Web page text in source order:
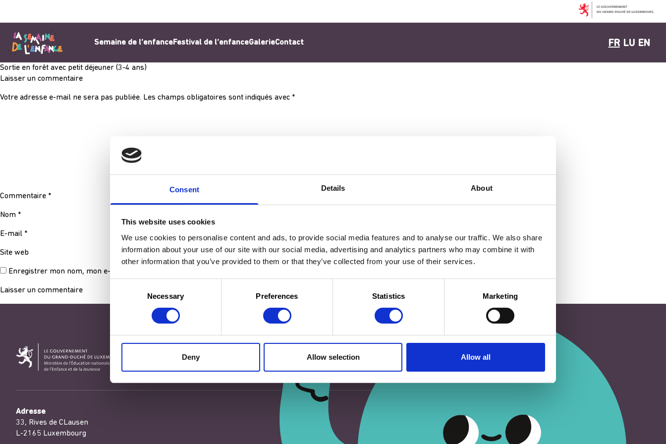
Consent Details About
This website uses cookies
We use cookies to personalise content and ads, to provide social media features and to analyse our traffic. We also share
information about your use of our site with our social media, advertising and analytics partners who may combine it with
other information that you’ve provided to them or that they’ve collected from your use of their services.
Necessary Preferences Statistics Marketing
Deny Allow selection Allow all
Semaine de l’enfanceFestival de l’enfanceGalerieContact FR LU EN
Sortie en forêt avec petit déjeuner (3-4 ans)
Laisser un commentaire
Votre adresse e-mail ne sera pas publiée. Les champs obligatoires sont indiqués avec *
Commentaire *
Nom *
E-mail *
Site web
Enregistrer mon nom, mon e-mail et mon site dans le navigateur pour mon prochain commentaire.
Adresse
33, Rives de CLausen
L-2165 Luxembourg